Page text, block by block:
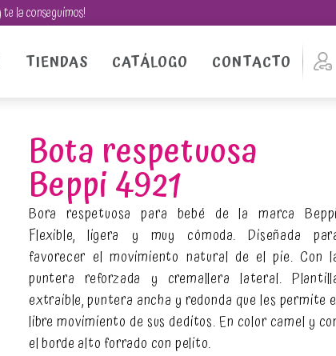
te la conseguimos!
principal
TIENDAS CATÁLOGO CONTACTO
Bota respetuosa
Beppi 4921
Bora respetuosa para bebé de la marca
Flexible, ligera y muy cómoda. Diseñada
favorecer el movimiento natural de el pie. Con
puntera reforzada y cremallera lateral.
extraible, puntera ancha y redonda que les permite
libre movimiento de sus deditos. En color camel y
el borde alto forrado con pelito.